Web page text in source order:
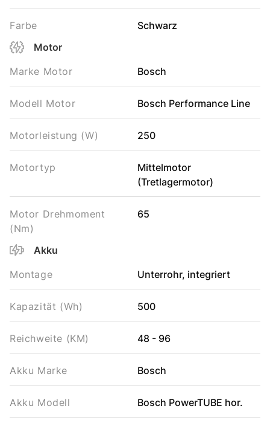
Farbe
Schwarz
Motor
Marke Motor
Bosch
Modell Motor Bosch Performance Line
Motorleistung (W) 250
Motortyp
Mittelmotor
(Tretlagermotor)
Motor Drehmoment
(Nm)
65
Akku
Montage
Unterrohr, integriert
Kapazität (Wh) 500
Reichweite (KM) 48 - 96
Akku Marke Bosch
Akku Modell Bosch PowerTUBE hor.